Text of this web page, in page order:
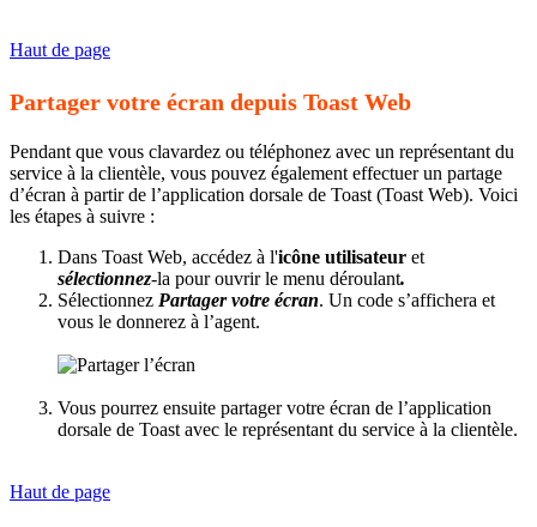
Haut de page
Partager votre écran depuis Toast Web
Pendant que vous clavardez ou téléphonez avec un représentant du
service à la clientèle, vous pouvez également effectuer un partage
d’écran à partir de l’application dorsale de Toast (Toast Web). Voici
les étapes à suivre :
Dans Toast Web, accédez à l'icône utilisateur et
sélectionnez-la pour ouvrir le menu déroulant.
Sélectionnez Partager votre écran. Un code s’affichera et
vous le donnerez à l’agent.
Vous pourrez ensuite partager votre écran de l’application
dorsale de Toast avec le représentant du service à la clientèle.
Haut de page